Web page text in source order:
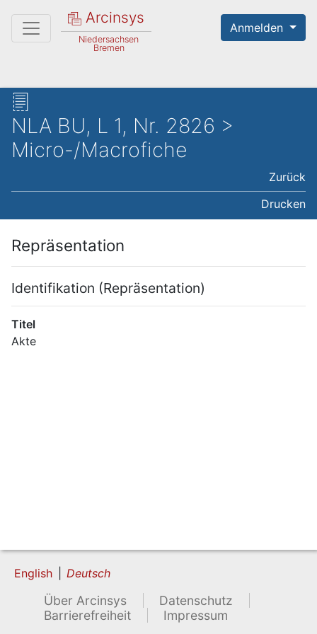
Arcinsys
Niedersachsen
Bremen
Anmelden
NLA BU, L 1, Nr. 2826 >
Micro-/Macrofiche
Zurück
Drucken
Repräsentation
Identifikation (Repräsentation)
Titel
Akte
English Deutsch
Über Arcinsys
Datenschutz
Barrierefreiheit
Impressum